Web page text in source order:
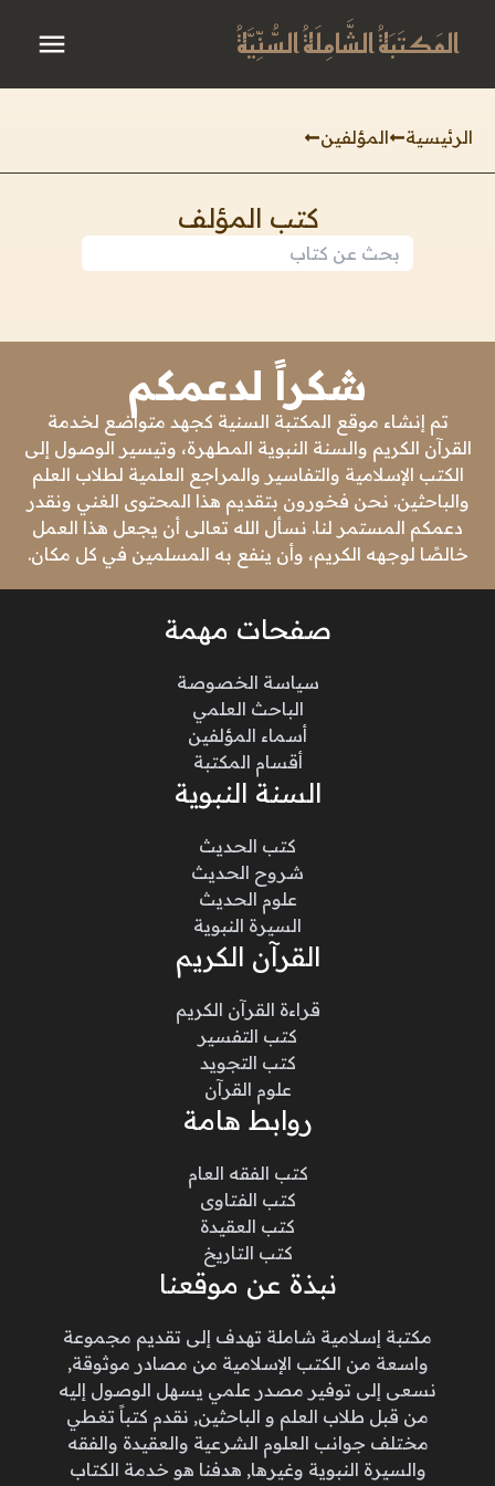
المَكتَبَةُ الشَّامِلَةُ السُّنِّيَّةُ
الرئيسية المؤلفين
كتب المؤلف
شكراً لدعمكم
تم إنشاء موقع المكتبة السنية كجهد متواضع لخدمة
القرآن الكريم والسنة النبوية المطهرة، وتيسير الوصول إلى
الكتب الإسلامية والتفاسير والمراجع العلمية لطلاب العلم
والباحثين. نحن فخورون بتقديم هذا المحتوى الغني ونقدر
دعمكم المستمر لنا. نسأل الله تعالى أن يجعل هذا العمل
خالصًا لوجهه الكريم، وأن ينفع به المسلمين في كل مكان.
صفحات مهمة
سياسة الخصوصة
الباحث العلمي
أسماء المؤلفين
أقسام المكتبة
السنة النبوية
كتب الحديث
شروح الحديث
علوم الحديث
السيرة النبوية
القرآن الكريم
قراءة القرآن الكريم
كتب التفسير
كتب التجويد
علوم القرآن
روابط هامة
كتب الفقه العام
كتب الفتاوى
كتب العقيدة
كتب التاريخ
نبذة عن موقعنا
مكتبة إسلامية شاملة تهدف إلى تقديم مجموعة
واسعة من الكتب الإسلامية من مصادر موثوقة,
نسعى إلى توفير مصدر علمي يسهل الوصول إليه
من قبل طلاب العلم و الباحثين, نقدم كتباً تغطي
مختلف جوانب العلوم الشرعية والعقيدة والفقه
والسيرة النبوية وغيرها, هدفنا هو خدمة الكتاب